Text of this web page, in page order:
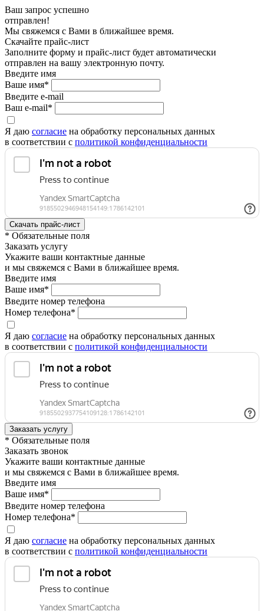
Ваш запрос успешно
отправлен!
Мы свяжемся с Вами в ближайшее время.
Скачайте прайс-лист
Заполните форму и прайс-лист будет автоматически
отправлен на вашу электронную почту.
Введите имя
Ваше имя*
Введите e-mail
Ваш e-mail*
Я даю согласие на обработку персональных данных
в соответствии с политикой конфиденциальности
* Обязательные поля
Заказать услугу
Укажите ваши контактные данные
и мы свяжемся с Вами в ближайшее время.
Введите имя
Ваше имя*
Введите номер телефона
Номер телефона*
Я даю согласие на обработку персональных данных
в соответствии с политикой конфиденциальности
* Обязательные поля
Заказать звонок
Укажите ваши контактные данные
и мы свяжемся с Вами в ближайшее время.
Введите имя
Ваше имя*
Введите номер телефона
Номер телефона*
Я даю согласие на обработку персональных данных
в соответствии с политикой конфиденциальности